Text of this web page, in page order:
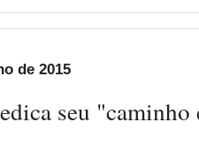
de 2015
seu